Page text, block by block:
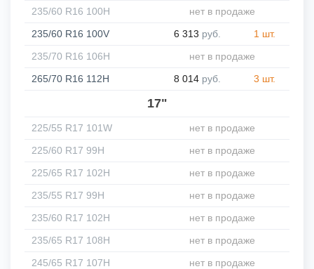
235/60 R16 100H
нет в продаже
235/60 R16 100V
6 313 руб.
1 шт.
235/70 R16 106H
нет в продаже
265/70 R16 112H
8 014 руб. 3 шт.
17"
225/55 R17 101W
нет в продаже
225/60 R17 99H
нет в продаже
225/65 R17 102H
нет в продаже
235/55 R17 99H
нет в продаже
235/60 R17 102H
нет в продаже
235/65 R17 108H
нет в продаже
245/65 R17 107H
нет в продаже